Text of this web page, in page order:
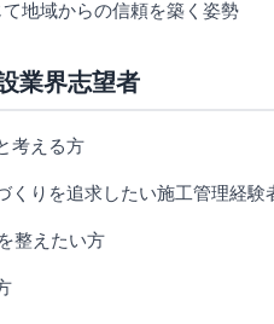
地域からの信頼を築く姿勢
業界志望者
考える方
くりを追求したい施工管理経験
整えたい方